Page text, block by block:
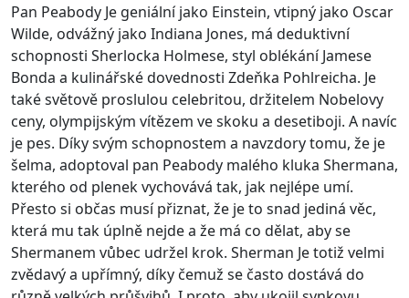
Pan Peabody Je geniální jako Einstein, vtipný jako Oscar
Wilde, odvážný jako Indiana Jones, má deduktivní
schopnosti Sherlocka Holmese, styl oblékání Jamese
Bonda a kulinářské dovednosti Zdeňka Pohlreicha. Je
také světově proslulou celebritou, držitelem Nobelovy
ceny, olympijským vítězem ve skoku a desetiboji. A navíc
je pes. Díky svým schopnostem a navzdory tomu, že je
šelma, adoptoval pan Peabody malého kluka Shermana,
kterého od plenek vychovává tak, jak nejlépe umí.
Přesto si občas musí přiznat, že je to snad jediná věc,
která mu tak úplně nejde a že má co dělat, aby se
Shermanem vůbec udržel krok. Sherman Je totiž velmi
zvědavý a upřímný, díky čemuž se často dostává do